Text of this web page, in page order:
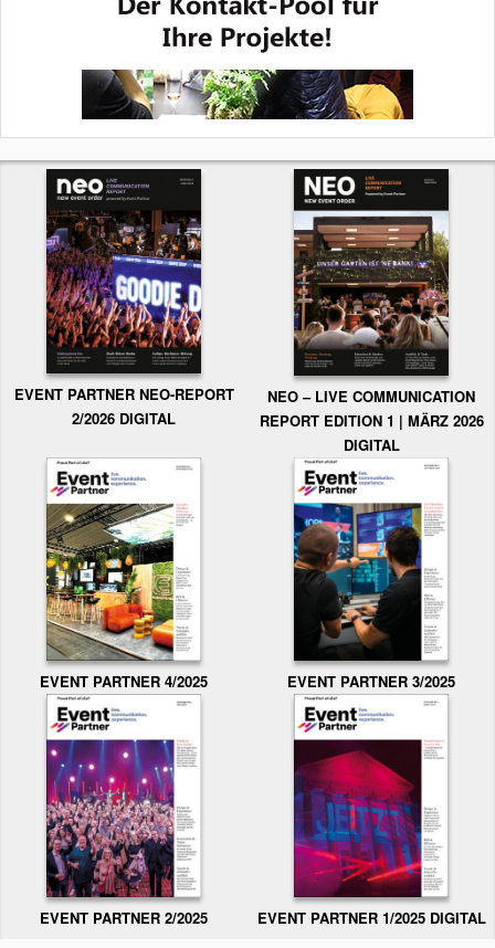
EVENT PARTNER NEO-REPORT
2/2026 DIGITAL
NEO – LIVE COMMUNICATION
REPORT EDITION 1 | MÄRZ 2026
DIGITAL
EVENT PARTNER 4/2025 EVENT PARTNER 3/2025
EVENT PARTNER 2/2025 EVENT PARTNER 1/2025 DIGITAL